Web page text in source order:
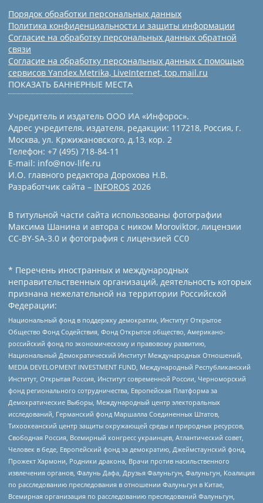
Порядок обработки персональных данных
Политика конфиденциальности и защиты информации
Согласие на обработку персональных данных обратной
связи
Согласие на обработку персональных данных с помощью
сервисов Yandex.Metrika, LiveInternet, top.mail.ru
ПОКАЗАТЬ БАННЕРНЫЕ МЕСТА
Учредитель и издатель ООО ИА «Инфорос».
Адрес учредителя, издателя, редакции: 117218, Россия, г.
Москва, ул. Кржижановского, д.13, кор. 2
Телефон: +7 (495) 718-84-11
E-mail: info@nov-life.ru
И.О. главного редактора Дорохова Н.В.
Разработчик сайта – INFOROS 2026
В титульной части сайта использованы фотографии
Максима Шанина и автора с ником Moroviktor, лицензии
CC-BY-SA-3.0 и фотография с лицензией СС0
* Перечень иностранных и международных
неправительственных организаций, деятельность которых
признана нежелательной на территории Российской
Федерации:
Национальный фонд в поддержку демократии, Институт Открытое
Общество Фонд Содействия, Фонд Открытое общество, Американо-
российский фонд по экономическому и правовому развитию,
Национальный Демократический Институт Международных Отношений,
MEDIA DEVELOPMENT INVESTMENT FUND, Международный Республиканский
Институт, Открытая Россия, Институт современной России, Черноморский
фонд регионального сотрудничества, Европейская Платформа за
Демократические Выборы, Международный центр электоральных
исследований, Германский фонд Маршалла Соединенных Штатов,
Тихоокеанский центр защиты окружающей среды и природных ресурсов,
Свободная Россия, Всемирный конгресс украинцев, Атлантический совет,
Человек в беде, Европейский фонд за демократию, Джеймстаунский фонд,
Прожект Хармони, Родники дракона, Врачи против насильственного
извлечения органов, Фалунь Дафа, Друзья Фалуньгун, Фалуньгун, Коалиция
по расследованию преследования в отношении Фалуньгун в Китае,
Всемирная организация по расследованию преследований Фалуньгун,